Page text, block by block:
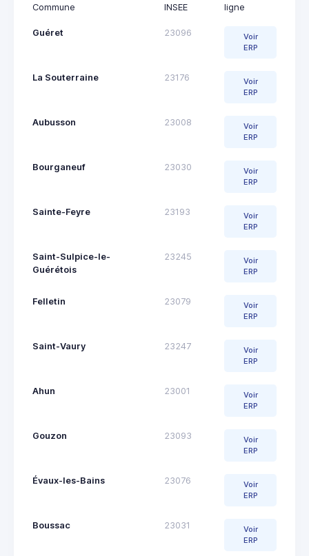
Commune
INSEE
ligne
Guéret 23096
Voir
ERP
La Souterraine 23176
Voir
ERP
Aubusson 23008
Voir
ERP
Bourganeuf 23030
Voir
ERP
Sainte-Feyre 23193
Voir
ERP
Saint-Sulpice-le-
Guérétois
23245
Voir
ERP
Felletin 23079
Voir
ERP
Saint-Vaury 23247
Voir
ERP
Ahun 23001
Voir
ERP
Gouzon 23093
Voir
ERP
Évaux-les-Bains 23076
Voir
ERP
Boussac 23031
Voir
ERP